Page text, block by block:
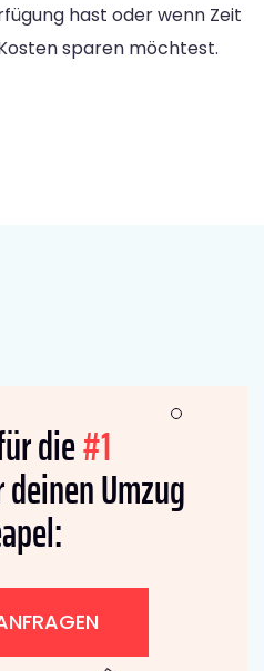
hast oder wenn Zeit
sparen möchtest.
die#1
Umzug